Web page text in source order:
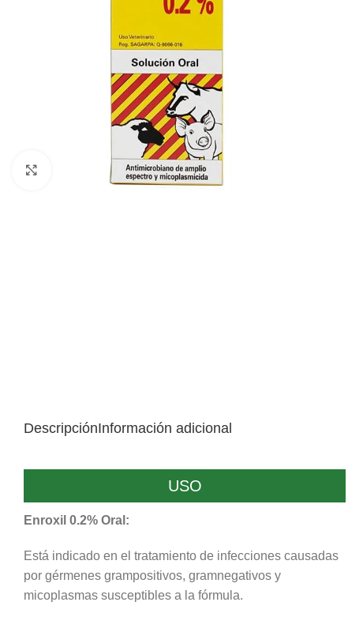
Click to enlarge
DescripciónInformación adicional
USO
Enroxil 0.2% Oral:
Está indicado en el tratamiento de infecciones causadas
por gérmenes grampositivos, gramnegativos y
micoplasmas susceptibles a la fórmula.